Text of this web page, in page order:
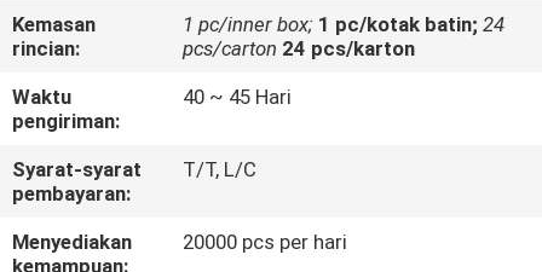
KONTROL
KUALITAS
HUBUNGI
KAMI
BLOG
Kemasan
rincian:
1 pc/inner box; 1 pc/kotak batin; 24
pcs/carton 24 pcs/karton
Waktu
pengiriman:
40 ~ 45 Hari
Syarat-syarat
pembayaran:
T/T, L/C
Menyediakan
kemampuan:
20000 pcs per hari